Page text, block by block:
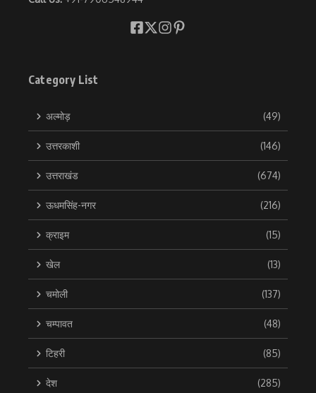
Category List
अल्मोड़ (49)
उत्तरकाशी (146)
उत्तराखंड (674)
ऊधमसिंह-नगर (216)
क्राइम (15)
खेल (13)
चमोली (137)
चम्पावत (48)
टिहरी (85)
देश (285)